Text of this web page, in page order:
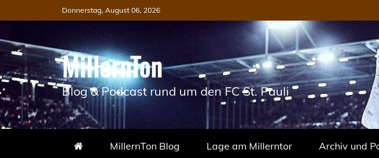
to
content
Donnerstag, August 06, 2026
MillernTon
Blog & Podcast rund um den FC St. Pauli
MillernTon Blog Lage am Millerntor Archiv und